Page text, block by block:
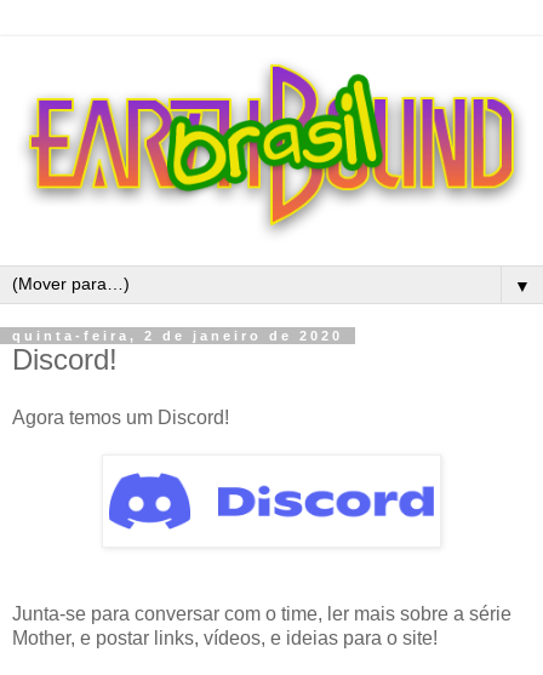
▼
quinta-feira, 2 de janeiro de 2020
Discord!
Agora temos um Discord!
Junta-se para conversar com o time, ler mais sobre a série
Mother, e postar links, vídeos, e ideias para o site!